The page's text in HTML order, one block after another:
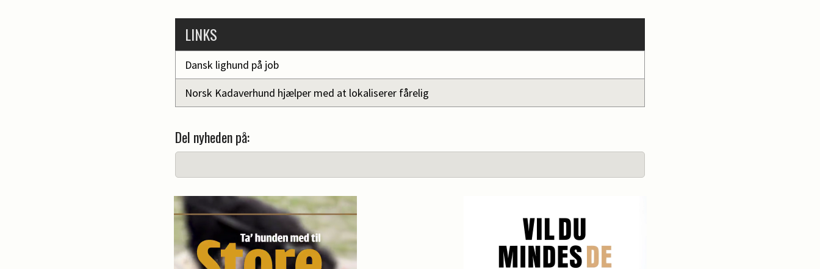
LINKS
Dansk lighund på job
Norsk Kadaverhund hjælper med at lokaliserer fårelig
Del nyheden på: